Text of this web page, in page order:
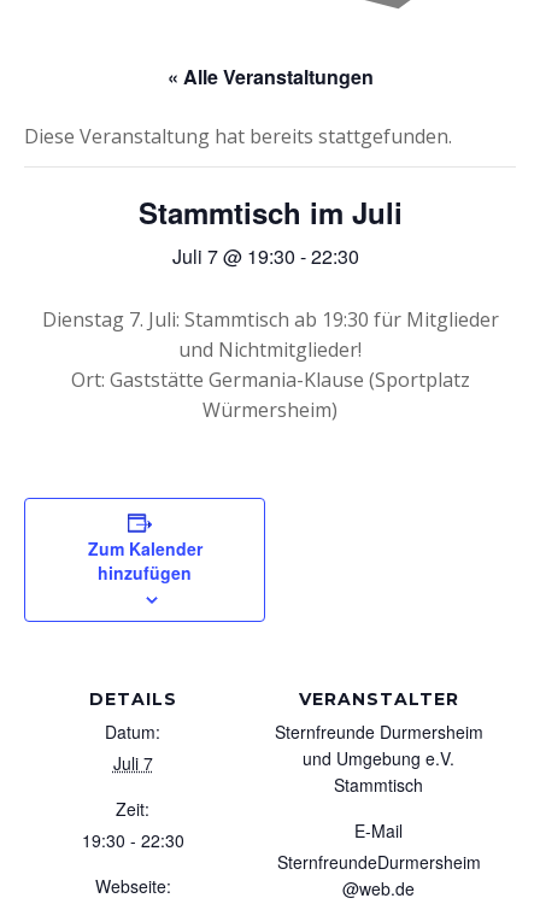
« Alle Veranstaltungen
Diese Veranstaltung hat bereits stattgefunden.
Stammtisch im Juli
Juli 7 @ 19:30 -22:30
Dienstag 7. Juli: Stammtisch ab 19:30 für Mitglieder
und Nichtmitglieder!
Ort: Gaststätte Germania-Klause (Sportplatz
Würmersheim)
Zum Kalender
hinzufügen
DETAILS
Datum:
Juli 7
Zeit:
19:30 - 22:30
Webseite:
VERANSTALTER
Sternfreunde Durmersheim
und Umgebung e.V.
Stammtisch
E-Mail
SternfreundeDurmersheim
@web.de